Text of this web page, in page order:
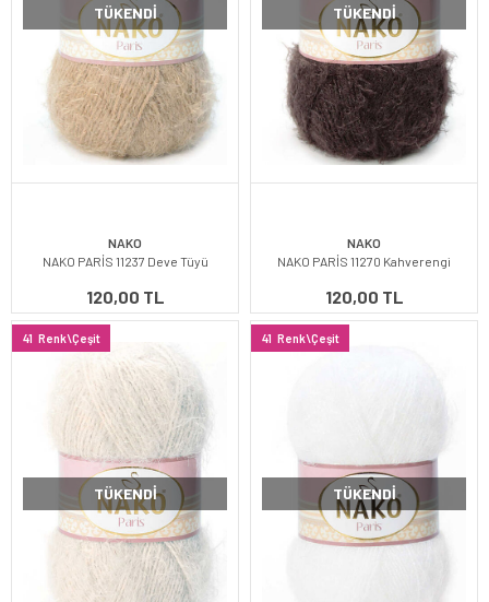
TÜKENDI
NAKO
NAKO PARİS 11237 Deve Tüyü
120,00 TL
TÜKENDI
NAKO
NAKO PARİS 11270 Kahverengi
120,00 TL
41 Renk\Çeşit
TÜKENDI
41 Renk\Çeşit
TÜKENDI